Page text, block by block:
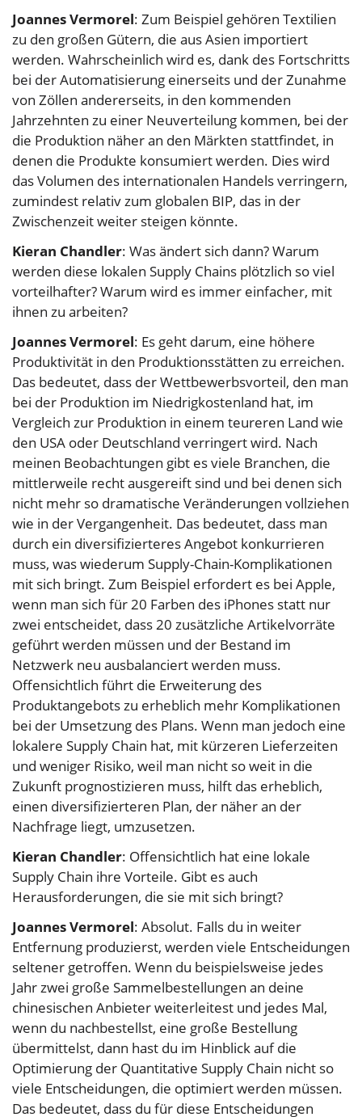
Joannes Vermorel: Zum Beispiel gehören Textilien
zu den großen Gütern, die aus Asien importiert
werden. Wahrscheinlich wird es, dank des Fortschritts
bei der Automatisierung einerseits und der Zunahme
von Zöllen andererseits, in den kommenden
Jahrzehnten zu einer Neuverteilung kommen, bei der
die Produktion näher an den Märkten stattfindet, in
denen die Produkte konsumiert werden. Dies wird
das Volumen des internationalen Handels verringern,
zumindest relativ zum globalen BIP, das in der
Zwischenzeit weiter steigen könnte.
Kieran Chandler: Was ändert sich dann? Warum
werden diese lokalen Supply Chains plötzlich so viel
vorteilhafter? Warum wird es immer einfacher, mit
ihnen zu arbeiten?
Joannes Vermorel: Es geht darum, eine höhere
Produktivität in den Produktionsstätten zu erreichen.
Das bedeutet, dass der Wettbewerbsvorteil, den man
bei der Produktion im Niedrigkostenland hat, im
Vergleich zur Produktion in einem teureren Land wie
den USA oder Deutschland verringert wird. Nach
meinen Beobachtungen gibt es viele Branchen, die
mittlerweile recht ausgereift sind und bei denen sich
nicht mehr so dramatische Veränderungen vollziehen
wie in der Vergangenheit. Das bedeutet, dass man
durch ein diversifizierteres Angebot konkurrieren
muss, was wiederum Supply-Chain-Komplikationen
mit sich bringt. Zum Beispiel erfordert es bei Apple,
wenn man sich für 20 Farben des iPhones statt nur
zwei entscheidet, dass 20 zusätzliche Artikelvorräte
geführt werden müssen und der Bestand im
Netzwerk neu ausbalanciert werden muss.
Offensichtlich führt die Erweiterung des
Produktangebots zu erheblich mehr Komplikationen
bei der Umsetzung des Plans. Wenn man jedoch eine
lokalere Supply Chain hat, mit kürzeren Lieferzeiten
und weniger Risiko, weil man nicht so weit in die
Zukunft prognostizieren muss, hilft das erheblich,
einen diversifizierteren Plan, der näher an der
Nachfrage liegt, umzusetzen.
Kieran Chandler: Offensichtlich hat eine lokale
Supply Chain ihre Vorteile. Gibt es auch
Herausforderungen, die sie mit sich bringt?
Joannes Vermorel: Absolut. Falls du in weiter
Entfernung produzierst, werden viele Entscheidungen
seltener getroffen. Wenn du beispielsweise jedes
Jahr zwei große Sammelbestellungen an deine
chinesischen Anbieter weiterleitest und jedes Mal,
wenn du nachbestellst, eine große Bestellung
übermittelst, dann hast du im Hinblick auf die
Optimierung der Quantitative Supply Chain nicht so
viele Entscheidungen, die optimiert werden müssen.
Das bedeutet, dass du für diese Entscheidungen